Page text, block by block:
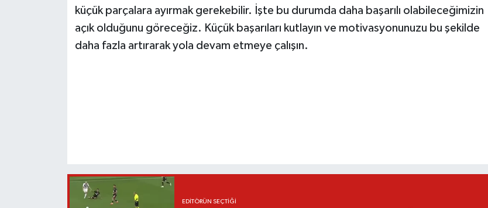
küçük parçalara ayırmak gerekebilir. İşte bu durumda daha başarılı olabileceğimizin
açık olduğunu göreceğiz. Küçük başarıları kutlayın ve motivasyonunuzu bu şekilde
daha fazla artırarak yola devam etmeye çalışın.
EDITÖRÜN SEÇTIĞI